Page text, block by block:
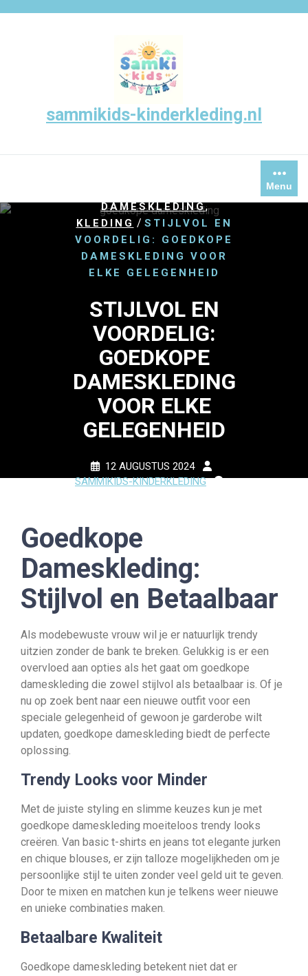
sammikids-kinderkleding.nl
Menu
DAMESKLEDING,
KLEDING / STIJLVOL EN
VOORDELIG: GOEDKOPE
DAMESKLEDING VOOR
ELKE GELEGENHEID
STIJLVOL EN
VOORDELIG:
GOEDKOPE
DAMESKLEDING
VOOR ELKE
GELEGENHEID
12 AUGUSTUS 2024
SAMMIKIDS-KINDERKLEDING
Goedkope
Dameskleding:
Stijlvol en Betaalbaar
Als modebewuste vrouw wil je er natuurlijk trendy
uitzien zonder de bank te breken. Gelukkig is er een
overvloed aan opties als het gaat om goedkope
dameskleding die zowel stijlvol als betaalbaar is. Of je
nu op zoek bent naar een nieuwe outfit voor een
speciale gelegenheid of gewoon je garderobe wilt
updaten, goedkope dameskleding biedt de perfecte
oplossing.
Trendy Looks voor Minder
Met de juiste styling en slimme keuzes kun je met
goedkope dameskleding moeiteloos trendy looks
creëren. Van basic t-shirts en jeans tot elegante jurken
en chique blouses, er zijn talloze mogelijkheden om je
persoonlijke stijl te uiten zonder veel geld uit te geven.
Door te mixen en matchen kun je telkens weer nieuwe
en unieke combinaties maken.
Betaalbare Kwaliteit
Goedkope dameskleding betekent niet dat er